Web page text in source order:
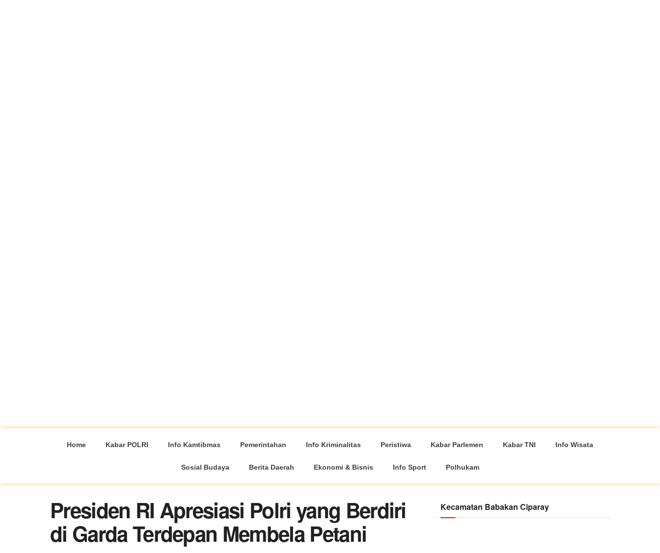
Home Kabar POLRI Info Kamtibmas Pemerintahan Info Kriminalitas Peristiwa Kabar Parlemen Kabar TNI Info Wisata
Sosial Budaya Berita Daerah Ekonomi & Bisnis Info Sport Polhukam
Presiden RI Apresiasi Polri yang Berdiri
di Garda Terdepan Membela Petani
Kecamatan Babakan Ciparay